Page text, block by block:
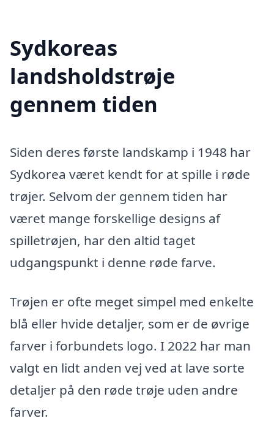
Sydkoreas
landsholdstrøje
gennem tiden
Siden deres første landskamp i 1948 har
Sydkorea været kendt for at spille i røde
trøjer. Selvom der gennem tiden har
været mange forskellige designs af
spilletrøjen, har den altid taget
udgangspunkt i denne røde farve.
Trøjen er ofte meget simpel med enkelte
blå eller hvide detaljer, som er de øvrige
farver i forbundets logo. I 2022 har man
valgt en lidt anden vej ved at lave sorte
detaljer på den røde trøje uden andre
farver.